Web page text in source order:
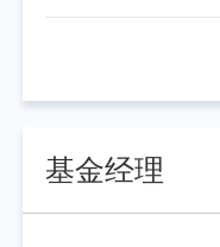
基金经理